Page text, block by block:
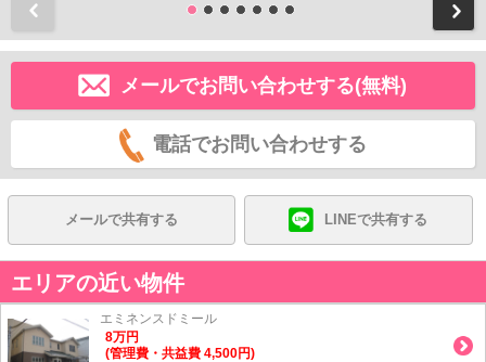
メールでお問い合わせする(無料)
電話でお問い合わせする
メールで共有する LINEで共有する
エリアの近い物件
エミネンスドミール
8万円
(管理費・共益費 4,500円)